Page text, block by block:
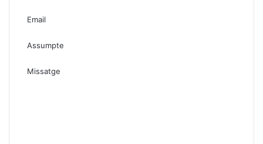
Email
Assumpte
Missatge